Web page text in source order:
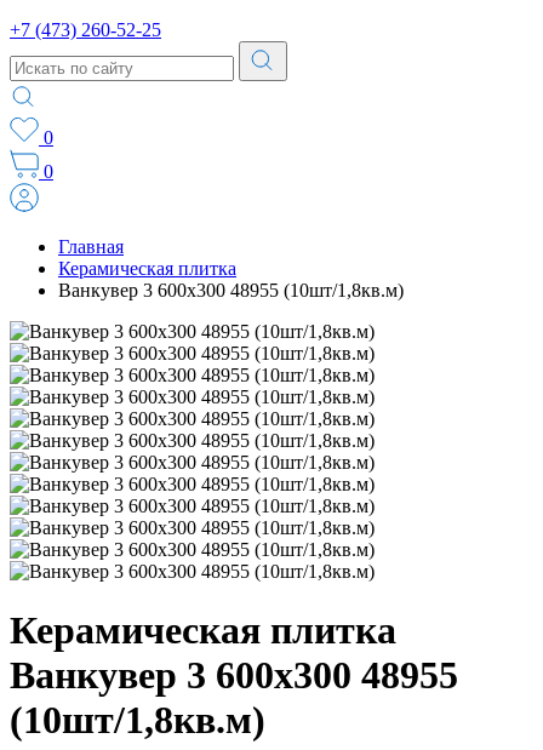
+7 (473) 260-52-25
0
0
Главная
Керамическая плитка
Ванкувер 3 600х300 48955 (10шт/1,8кв.м)
Керамическая плитка
Ванкувер 3 600х300 48955
(10шт/1,8кв.м)